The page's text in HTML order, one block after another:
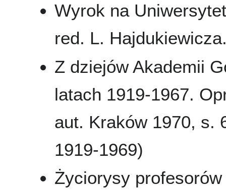
Wyrok na
red. L.
Z dziejów Akademii
latach 1919-1967.
aut. Kraków 1970, s.
1919-1969)
Życiorysy